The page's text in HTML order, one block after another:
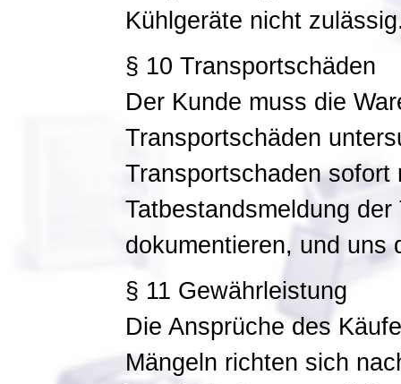
Kühlgeräte nicht
§ 10 Transportschäden
Der Kunde muss die
Transportschäden
Transportschaden sofort
Tatbestandsmeldung
dokumentieren, und uns
§ 11 Gewährleistung
Die Ansprüche des
Mängeln richten sich